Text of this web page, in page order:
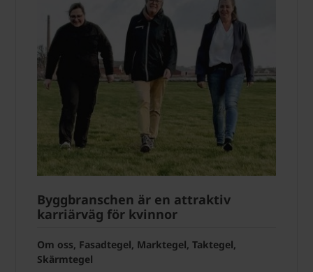
Byggbranschen är en attraktiv
karriärväg för kvinnor
Om oss, Fasadtegel, Marktegel, Taktegel,
Skärmtegel